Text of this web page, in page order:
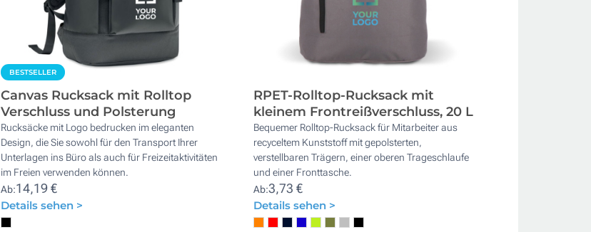
BESTSELLER
Canvas Rucksack mit Rolltop
Verschluss und Polsterung
Rucksäcke mit Logo bedrucken im eleganten
Design, die Sie sowohl für den Transport Ihrer
Unterlagen ins Büro als auch für Freizeitaktivitäten
im Freien verwenden können.
Ab:14,19 €
Details sehen >
RPET-Rolltop-Rucksack mit
kleinem Frontreißverschluss, 20 L
Bequemer Rolltop-Rucksack für Mitarbeiter aus
recyceltem Kunststoff mit gepolsterten,
verstellbaren Trägern, einer oberen Trageschlaufe
und einer Fronttasche.
Ab:3,73 €
Details sehen >